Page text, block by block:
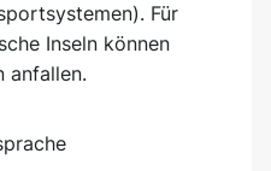
Für
Inseln können
anfallen.